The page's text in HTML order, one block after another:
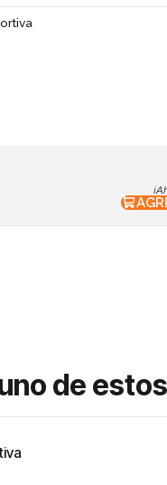
de estos